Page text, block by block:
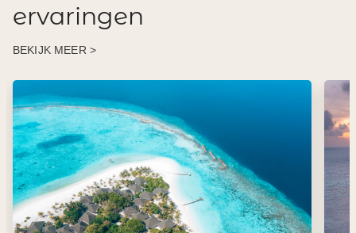
ervaringen
BEKIJK MEER >